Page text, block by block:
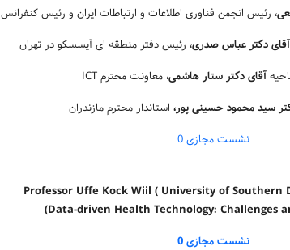
، رئیس انجمن فناوری اطلاعات و ارتباطات ایران و رئیس کنفرانس
آقای دکتر عباس صدری، رئیس دفتر منطقه­ ای آیسسکو در تهران
آقای دکتر ستار هاشمی، معاونت محترم ICT
سید محمود حسینی ­پور، استاندار محترم مازندران
نشست مجازی 0
(Data-driven Health Technology: Challenges
نشست مجازی 0